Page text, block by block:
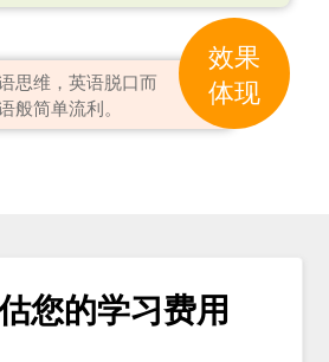
效果
体现
思维，英语脱口而
般简单流利。
您的学习费用